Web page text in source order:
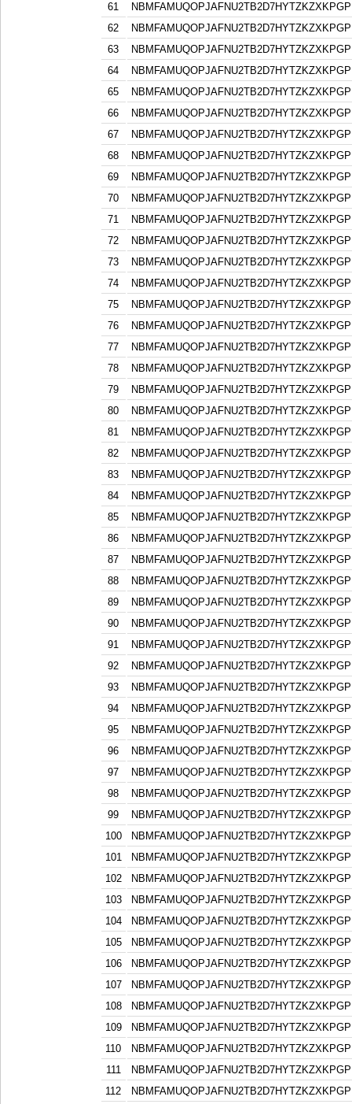
61
62
63
64
65
66
67
68
69
70
71
72
73
74
75
76
77
78
79
80
81
82
83
84
85
86
87
88
89
90
91
92
93
94
95
96
97
98
99
100
101
102
103
104
105
106
107
108
109
110
111
112